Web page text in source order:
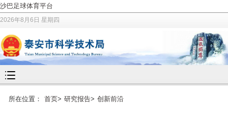
沙巴足球体育平台
2026年8月6日 星期四
所在位置： 首页> 研究报告> 创新前沿